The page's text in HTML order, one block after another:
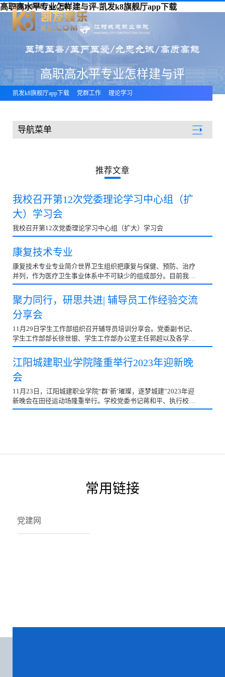
高职高水平专业怎样建与评-凯发k8旗舰厅app下载
凯发k8旗舰厅app下载
高职高水平专业怎样建与评
凯发k8旗舰厅app下载 党群工作 理论学习
导航菜单
推荐文章
我校召开第12次党委理论学习中心组（扩
大）学习会
我校召开第12次党委理论学习中心组（扩大）学习会
康复技术专业
康复技术专业专业简介世界卫生组织把康复与保健、预防、治疗
并列，作为医疗卫生事业体系中不可缺少的组成部分。目前我国
康复相关专业人才需求量大。我校为了适应社会不断增长的对康
复相关专业人才的需求，开设了康复...
聚力同行，研思共进| 辅导员工作经验交流
分享会
11月29日学生工作部组织召开辅导员培训分享会。党委副书记、
学生工作部部长徐世银、学生工作部办公室主任郭超以及各学院
分管副书记、学工办主任、全体辅导员参加分享会。此次分享会
由学生工作部办公室主任郭超主持，...
江阳城建职业学院隆重举行2023年迎新晚
会
11月23日，江阳城建职业学院“群‘新’璀璨，逐梦城建”2023年迎
新晚会在田径运动场隆重举行。学校党委书记蒋和平、执行校长
刘玉增，副校长吴炎龙，党委副书记刘凯华、徐世银，校长助理
常用链接
党建网